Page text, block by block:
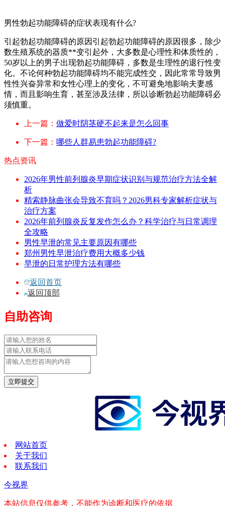
男性勃起功能障碍的症状表现有什么?
引起勃起功能障碍的原因引起勃起功能障碍的原因很多，除少
数生殖系统的器质**变引起外，大多数是心理性和体质性的，
50岁以上的男子出现勃起功能障碍，多数是生理性的退行性变
化。不论何种勃起功能障碍均不能完成性交，因此常常导致男
性性兴奋异常和女性心理上的变化，不可避免地影响夫妻感
情，而且影响生育，甚至涉及法律，所以诊断勃起功能障碍必
须慎重。
上一篇： 做爱时阴茎硬不起来是怎么回事
下一篇： 哪些人群易患勃起功能障碍?
热点资讯
2026年男性前列腺炎早期症状识别与规范治疗方法全解
析
精索静脉曲张会导致不育吗？2026男科专家解析症状与
治疗方案
2026年前列腺炎反复发作怎么办？科学治疗与日常调理
全攻略
男性早泄的常见主要原因有哪些
郑州男性早泄治疗费用大概多少钱
早泄的日常护理方法有哪些
返回首页
返回顶部
自助咨询
立即提交
网站首页
关于我们
联系我们
今视界
本站信息仅供参考，不能作为诊断和医疗的依据